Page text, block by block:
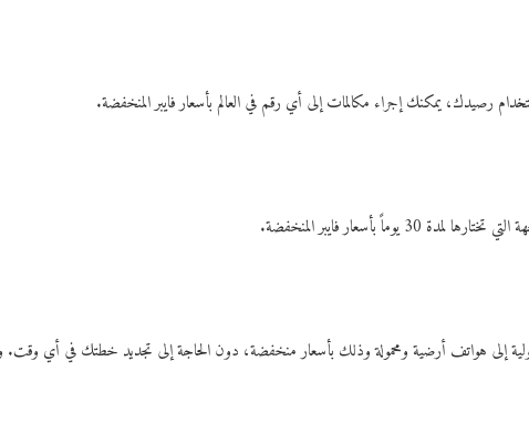
إلى هواتف أرضية ومحمولة وذلك بأسعار منخفضة، دون الحاجة إلى تجديد خطتك في أي